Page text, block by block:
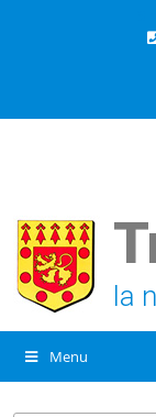
la
Menu